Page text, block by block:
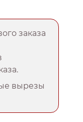
заказа
вырезы